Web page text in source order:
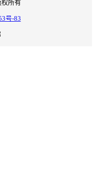
所有
号-83